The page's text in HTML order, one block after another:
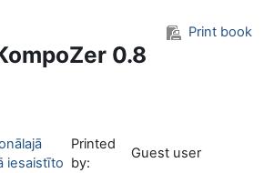
Print book
0.8
iesaistīto
Printed
by:
Guest user